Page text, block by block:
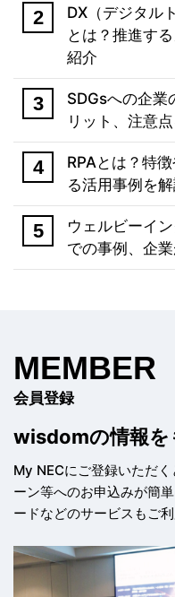
DX（デジタル
とは？推進す
紹介
SDGsへの企業
リット、注意
RPAとは？特
る活用事例を解
ウェルビーイ
での事例、企
MEMBER
会員登録
wisdomの情報を
My NECにご登録いただく
ーン等へのお申込みが簡単
ードなどのサービスもご利